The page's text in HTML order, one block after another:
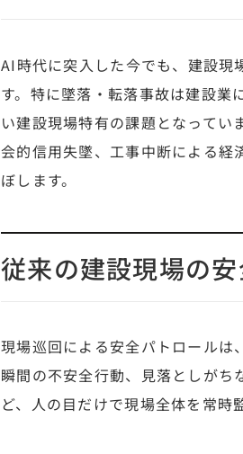
AI時代に突入した今でも、建設現
す。特に墜落・転落事故は建設業
い建設現場特有の課題となって
会的信用失墜、工事中断による経
ぼします。
従来の建設現場の
現場巡回による安全パトロールは
瞬間の不安全行動、見落としが
ど、人の目だけで現場全体を常時